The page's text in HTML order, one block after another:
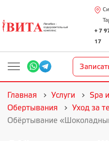
+ 7
17
Главная Услуги
Spa
Обертывания
Уход за
Обёртывание